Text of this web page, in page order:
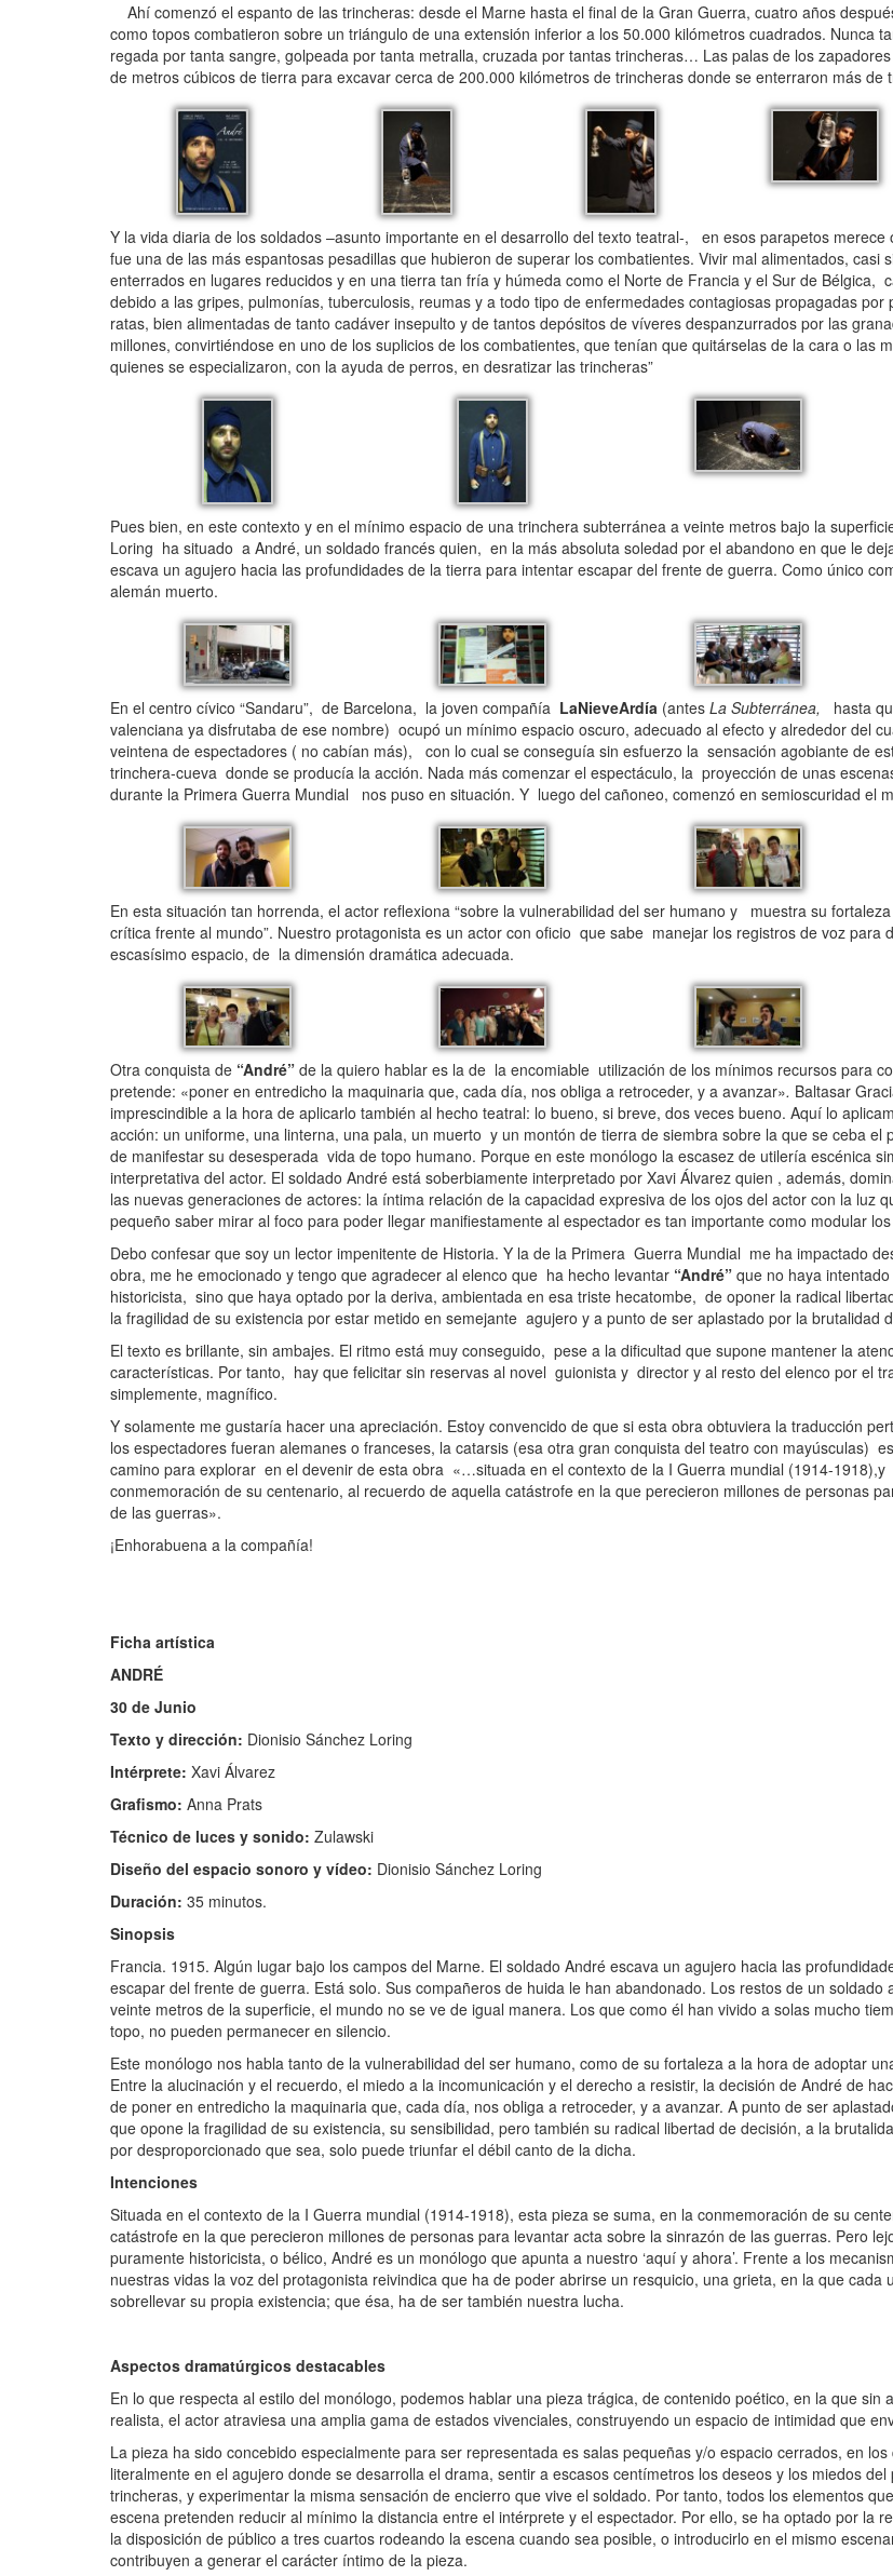
Ahí comenzó el espanto de las trincheras: desde el Marne hasta el final de la Gran Guerra, cuatro años
como topos combatieron sobre un triángulo de una extensión inferior a los 50.000 kilómetros cuadrados. Nunca
regada por tanta sangre, golpeada por tanta metralla, cruzada por tantas trincheras… Las palas de los
de metros cúbicos de tierra para excavar cerca de 200.000 kilómetros de trincheras donde se enterraron más de
Y la vida diaria de los soldados –asunto importante en el desarrollo del texto teatral-, en esos parapetos merece
fue una de las más espantosas pesadillas que hubieron de superar los combatientes. Vivir mal alimentados, casi
enterrados en lugares reducidos y en una tierra tan fría y húmeda como el Norte de Francia y el Sur de Bélgica,
debido a las gripes, pulmonías, tuberculosis, reumas y a todo tipo de enfermedades contagiosas propagadas por
ratas, bien alimentadas de tanto cadáver insepulto y de tantos depósitos de víveres despanzurrados por las
millones, convirtiéndose en uno de los suplicios de los combatientes, que tenían que quitárselas de la cara o las
quienes se especializaron, con la ayuda de perros, en desratizar las trincheras”
Pues bien, en este contexto y en el mínimo espacio de una trinchera subterránea a veinte metros bajo la
Loring ha situado a André, un soldado francés quien, en la más absoluta soledad por el abandono en que le
escava un agujero hacia las profundidades de la tierra para intentar escapar del frente de guerra. Como único
alemán muerto.
En el centro cívico “Sandaru”, de Barcelona, la joven compañía LaNieveArdía (antes La Subterránea,
hasta
valenciana ya disfrutaba de ese nombre) ocupó un mínimo espacio oscuro, adecuado al efecto y alrededor del
veintena de espectadores ( no cabían más), con lo cual se conseguía sin esfuerzo la sensación agobiante de
trinchera-cueva donde se producía la acción. Nada más comenzar el espectáculo, la proyección de unas
durante la Primera Guerra Mundial nos puso en situación. Y luego del cañoneo, comenzó en semioscuridad el
En esta situación tan horrenda, el actor reflexiona “sobre la vulnerabilidad del ser humano y muestra su
crítica frente al mundo”. Nuestro protagonista es un actor con oficio que sabe manejar los registros de voz para
escasísimo espacio, de la dimensión dramática adecuada.
Otra conquista de “André” de la quiero hablar es la de la encomiable utilización de los mínimos recursos para
pretende: «poner en entredicho la maquinaria que, cada día, nos obliga a retroceder, y a avanzar». Baltasar
imprescindible a la hora de aplicarlo también al hecho teatral: lo bueno, si breve, dos veces bueno. Aquí lo
acción: un uniforme, una linterna, una pala, un muerto y un montón de tierra de siembra sobre la que se ceba el
de manifestar su desesperada vida de topo humano. Porque en este monólogo la escasez de utilería escénica
interpretativa del actor. El soldado André está soberbiamente interpretado por Xavi Álvarez quien , además,
las nuevas generaciones de actores: la íntima relación de la capacidad expresiva de los ojos del actor con la luz
pequeño saber mirar al foco para poder llegar manifiestamente al espectador es tan importante como modular
Debo confesar que soy un lector impenitente de Historia. Y la de la Primera Guerra Mundial me ha impactado
obra, me he emocionado y tengo que agradecer al elenco que ha hecho levantar “André” que no haya
historicista, sino que haya optado por la deriva, ambientada en esa triste hecatombe, de oponer la radical
la fragilidad de su existencia por estar metido en semejante agujero y a punto de ser aplastado por la brutalidad
El texto es brillante, sin ambajes. El ritmo está muy conseguido, pese a la dificultad que supone mantener la
características. Por tanto, hay que felicitar sin reservas al novel guionista y director y al resto del elenco por el
simplemente, magnífico.
Y solamente me gustaría hacer una apreciación. Estoy convencido de que si esta obra obtuviera la traducción
los espectadores fueran alemanes o franceses, la catarsis (esa otra gran conquista del teatro con mayúsculas)
camino para explorar en el devenir de esta obra «…situada en el contexto de la I Guerra mundial (1914-
conmemoración de su centenario, al recuerdo de aquella catástrofe en la que perecieron millones de personas
de las guerras».
¡Enhorabuena a la compañía!
Ficha artística
ANDRÉ
30 de Junio
Texto y dirección: Dionisio Sánchez Loring
Intérprete: Xavi Álvarez
Grafismo: Anna Prats
Técnico de luces y sonido: Zulawski
Diseño del espacio sonoro y vídeo: Dionisio Sánchez Loring
Duración: 35 minutos.
Sinopsis
Francia. 1915. Algún lugar bajo los campos del Marne. El soldado André escava un agujero hacia las
escapar del frente de guerra. Está solo. Sus compañeros de huida le han abandonado. Los restos de un soldado
veinte metros de la superficie, el mundo no se ve de igual manera. Los que como él han vivido a solas mucho
topo, no pueden permanecer en silencio.
Este monólogo nos habla tanto de la vulnerabilidad del ser humano, como de su fortaleza a la hora de adoptar
Entre la alucinación y el recuerdo, el miedo a la incomunicación y el derecho a resistir, la decisión de André de
de poner en entredicho la maquinaria que, cada día, nos obliga a retroceder, y a avanzar. A punto de ser
que opone la fragilidad de su existencia, su sensibilidad, pero también su radical libertad de decisión, a la
por desproporcionado que sea, solo puede triunfar el débil canto de la dicha.
Intenciones
Situada en el contexto de la I Guerra mundial (1914-1918), esta pieza se suma, en la conmemoración de su
catástrofe en la que perecieron millones de personas para levantar acta sobre la sinrazón de las guerras. Pero
puramente historicista, o bélico, André es un monólogo que apunta a nuestro ‘aquí y ahora’. Frente a los
nuestras vidas la voz del protagonista reivindica que ha de poder abrirse un resquicio, una grieta, en la que cada
sobrellevar su propia existencia; que ésa, ha de ser también nuestra lucha.
Aspectos dramatúrgicos destacables
En lo que respecta al estilo del monólogo, podemos hablar una pieza trágica, de contenido poético, en la que sin
realista, el actor atraviesa una amplia gama de estados vivenciales, construyendo un espacio de intimidad que
La pieza ha sido concebido especialmente para ser representada es salas pequeñas y/o espacio cerrados, en los
literalmente en el agujero donde se desarrolla el drama, sentir a escasos centímetros los deseos y los miedos
trincheras, y experimentar la misma sensación de encierro que vive el soldado. Por tanto, todos los elementos
escena pretenden reducir al mínimo la distancia entre el intérprete y el espectador. Por ello, se ha optado por la
la disposición de público a tres cuartos rodeando la escena cuando sea posible, o introducirlo en el mismo
contribuyen a generar el carácter íntimo de la pieza.